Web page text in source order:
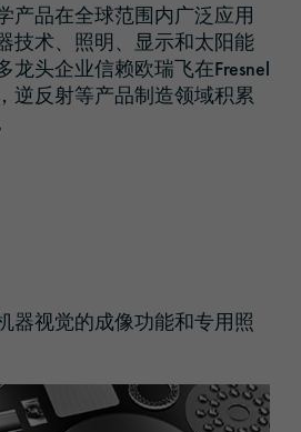
产品在全球范围内广泛应用
技术、照明、显示和太阳能
龙头企业信赖欧瑞飞在Fresnel
逆反射等产品制造领域积累
器视觉的成像功能和专用照